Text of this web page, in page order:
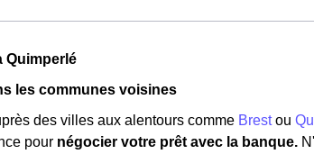
Quimperlé
les communes voisines
des villes aux alentours comme Brestou
pour négocier votre prêt avec la banque.